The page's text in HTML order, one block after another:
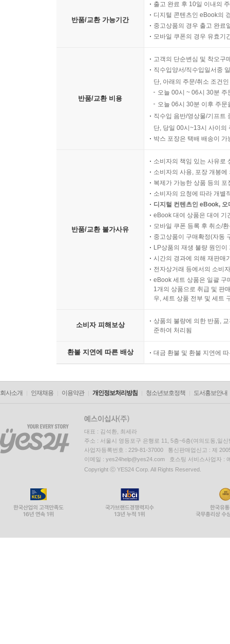
반품/교환 가능기간
출고 완료 후 10일 이내의
디지털 콘텐츠인 eBook의
중고상품의 경우 출고 완료
모바일 쿠폰의 경우 유효기
반품/교환 비용
고객의 단순변심 및 착오구
직수입양서/직수입일서중
단, 아래의 주문/취소 조건
오늘 00시 ~ 06시 30분
오늘 06시 30분 이후 주
직수입 음반/영상물/기프트
단, 당일 00시~13시 사이의
박스 포장은 택배 배송이
반품/교환 불가사유
소비자의 책임 있는 사유로
소비자의 사용, 포장 개봉
복제가 가능한 상품 등의
소비자의 요청에 따라 개별
디지털 컨텐츠인 eBook,
eBook 대여 상품은 대여 기
모바일 쿠폰 등록 후 취소/
중고상품이 구매확정(자동
LP상품의 재생 불량 원인
시간의 경과에 의해 재판매
전자상거래 등에서의 소비
eBook 세트 상품은 일괄 구
1개의 상품으로 취급 및 판
우, 세트 상품 전부 및 세트
소비자 피해보상
상품의 불량에 의한 반품,
준하여 처리됨
환불 지연에 따른 배상 대금 환불 및 환불 지연에
회사소개 인재채용 이용약관 개인정보처리방침 청소년보호정책 도서홍보안내
대표 : 김석환, 최세라
주소 : 서울시 영등포구 은행로 11, 5층~6층(여의도동,일신
사업자등록번호 : 229-81-37000 통신판매업신고 : 제
이메일 : yes24help@yes24.com 호스팅 서비스사업자 :
Copyright ⓒ YES24 Corp. All Rights Reserved.